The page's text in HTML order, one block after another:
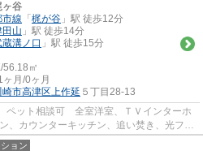
ヶ谷
線 「 梶が谷 」駅 徒歩12分
田山 」駅 徒歩14分
蔵溝ノ口 」駅 徒歩15分
56.18㎡
ヶ月/0ヶ月
崎市高津区上作延 ５丁目28-13
ペット相談可 全室洋室、ＴＶインターホ
、カウンターキッチン、追い焚き、光ファ
富、14.5帖の...
ョン